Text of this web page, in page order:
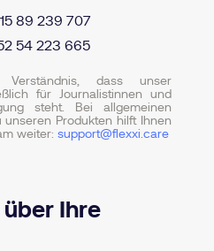
89 239 707
54 223 665
dass unser
für Journalistinnen und
steht. Bei allgemeinen
unseren Produkten hilft Ihnen
weiter: support@flexxi.care
Ihre